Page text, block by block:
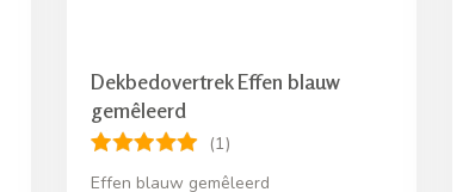
Dekbedovertrek Effen blauw
gemêleerd
(1)
Effen blauw gemêleerd